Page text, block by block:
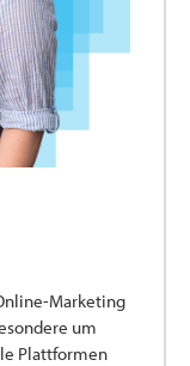
Marketing
um
Plattformen